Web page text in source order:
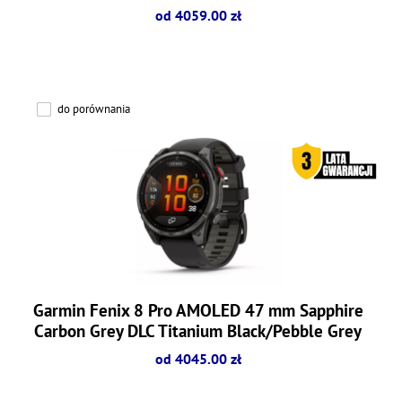
od 4059.00 zł
do porównania
Garmin Fenix 8 Pro AMOLED 47 mm Sapphire
Carbon Grey DLC Titanium Black/Pebble Grey
od 4045.00 zł